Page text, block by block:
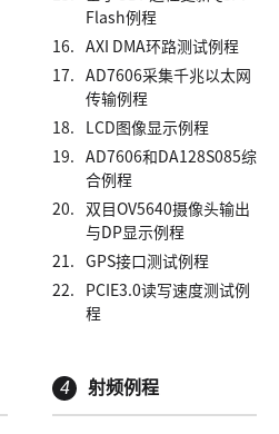
Flash例程
16.
AXI DMA环路测试例程
17.
AD7606采集千兆以太网
传输例程
18.
LCD图像显示例程
19.
AD7606和DA128S085综
合例程
20.
双目OV5640摄像头输出
与DP显示例程
21.
GPS接口测试例程
22.
PCIE3.0读写速度测试例
程
4 射频例程